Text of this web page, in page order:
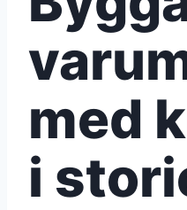
med
i